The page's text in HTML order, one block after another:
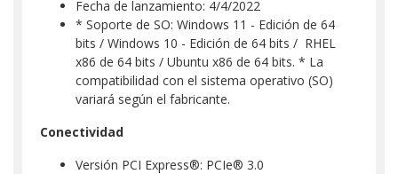
Fecha de lanzamiento: 4/4/2022
* Soporte de SO: Windows 11 - Edición de 64
bits / Windows 10 - Edición de 64 bits / RHEL
x86 de 64 bits / Ubuntu x86 de 64 bits. * La
compatibilidad con el sistema operativo (SO)
variará según el fabricante.
Conectividad
Versión PCI Express®: PCIe® 3.0